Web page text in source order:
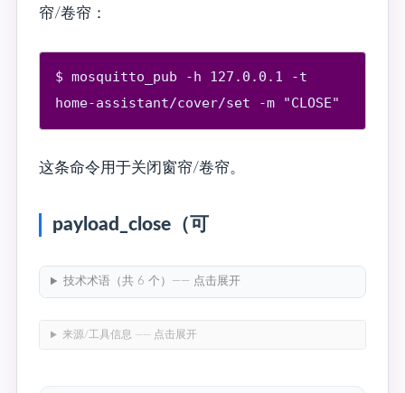
帘/卷帘：
$ mosquitto_pub -h 127.0.0.1 -t
home-assistant/cover/set -m "CLOSE"
这条命令用于关闭窗帘/卷帘。
payload_close（可
技术术语（共 6 个）—— 点击展开
来源/工具信息 —— 点击展开